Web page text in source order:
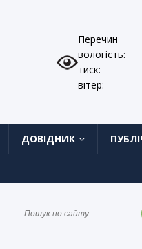
Перечин
вологість:
тиск:
вітер:
ДОВІДНИК